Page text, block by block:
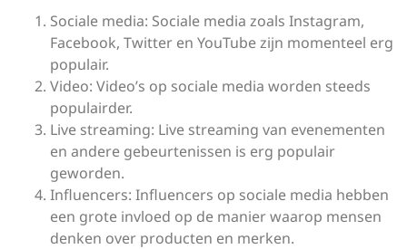
Sociale media: Sociale media zoals Instagram,
Facebook, Twitter en YouTube zijn momenteel erg
populair.
Video: Video’s op sociale media worden steeds
populairder.
Live streaming: Live streaming van evenementen
en andere gebeurtenissen is erg populair
geworden.
Influencers: Influencers op sociale media hebben
een grote invloed op de manier waarop mensen
denken over producten en merken.